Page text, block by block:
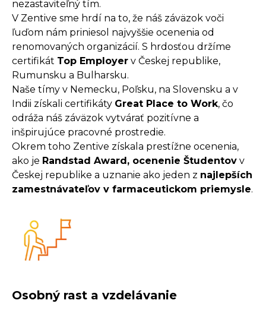
nezastaviteľný tím.
V Zentive sme hrdí na to, že náš záväzok voči
ľuďom nám priniesol najvyššie ocenenia od
renomovaných organizácií. S hrdosťou držíme
certifikát Top Employer v Českej republike,
Rumunsku a Bulharsku.
Naše tímy v Nemecku, Poľsku, na Slovensku a v
Indii získali certifikáty Great Place to Work, čo
odráža náš záväzok vytvárať pozitívne a
inšpirujúce pracovné prostredie.
Okrem toho Zentive získala prestížne ocenenia,
ako je Randstad Award, ocenenie Študentov v
Českej republike a uznanie ako jeden z najlepších
zamestnávateľov v farmaceutickom priemysle.
Osobný rast a vzdelávanie